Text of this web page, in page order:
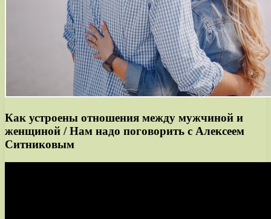
Как устроены отношения между мужчиной и
женщиной / Нам надо поговорить с Алексеем
Ситниковым